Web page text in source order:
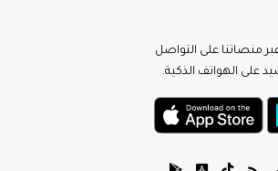
منصاتنا على التواصل
على الهواتف الذكية.